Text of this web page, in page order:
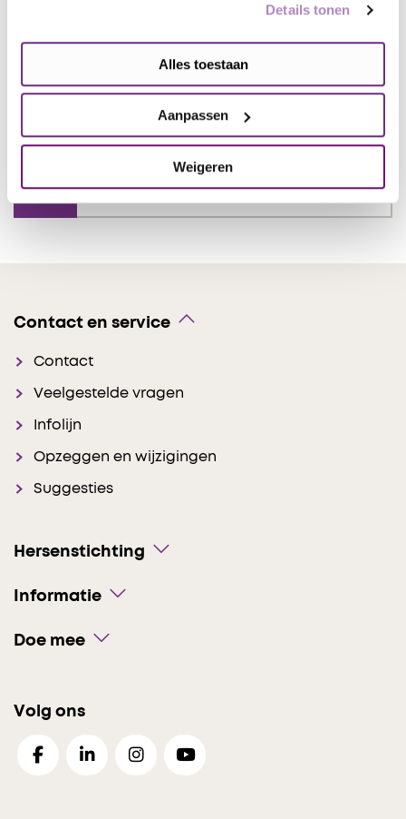
Details tonen
Alles toestaan
Aanpassen
Weigeren
gebruik gemaakt van adviezen van:
Prof. dr. L. Jaap Kappelle, neuroloog,
UMC te Utrecht
Contact en service
Contact
Veelgestelde vragen
Infolijn
Opzeggen en wijzigingen
Suggesties
Hersenstichting
Informatie
Doe mee
Volg ons